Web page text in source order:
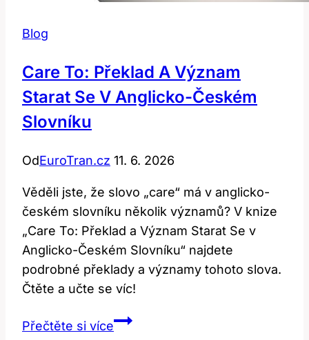
Blog
Care To: Překlad A Význam
Starat Se V Anglicko-Českém
Slovníku
OdEuroTran.cz 11. 6. 2026
Věděli jste, že slovo „care“ má v anglicko-
českém slovníku několik významů? V knize
„Care To: Překlad a Význam Starat Se v
Anglicko-Českém Slovníku“ najdete
podrobné překlady a významy tohoto slova.
Čtěte a učte se víc!
Přečtěte si víceCare